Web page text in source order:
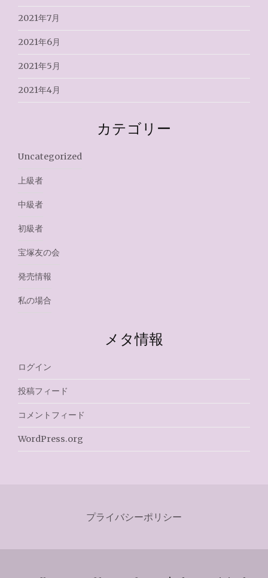
2021年7月
2021年6月
2021年5月
2021年4月
カテゴリー
Uncategorized
上級者
中級者
初級者
宝塚友の会
発売情報
私の場合
メタ情報
ログイン
投稿フィード
コメントフィード
WordPress.org
プライバシーポリシー